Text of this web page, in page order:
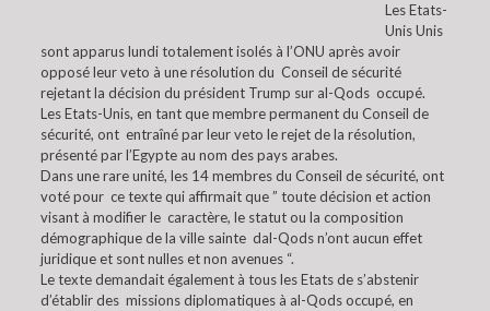
Les Etats-
Unis Unis
sont apparus lundi totalement isolés à l’ONU après avoir
opposé leur veto à une résolution du Conseil de sécurité
rejetant la décision du président Trump sur al-Qods occupé.
Les Etats-Unis, en tant que membre permanent du Conseil de
sécurité, ont entraîné par leur veto le rejet de la résolution,
présenté par l’Egypte au nom des pays arabes.
Dans une rare unité, les 14 membres du Conseil de sécurité, ont
voté pour ce texte qui affirmait que ” toute décision et action
visant à modifier le caractère, le statut ou la composition
démographique de la ville sainte dal-Qods n’ont aucun effet
juridique et sont nulles et non avenues “.
Le texte demandait également à tous les Etats de s’abstenir
d’établir des missions diplomatiques à al-Qods occupé, en